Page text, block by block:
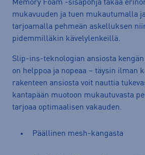
Memory Foam -sisäpohja takaa
mukavuuden ja tuen mukautumalla
tarjoamalla pehmeän askelluksen
pidemmilläkin kävelylenkeillä.
Slip-ins-teknologian ansiosta
on helppoa ja nopeaa – täysin ilman
rakenteen ansiosta voit nauttia
kantapään muotoon mukautuvasta
tarjoaa optimaalisen vakauden.
Päällinen mesh-kangasta